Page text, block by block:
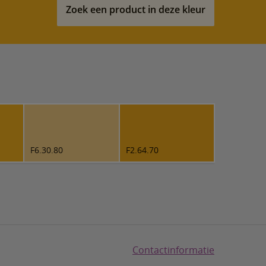
Zoek een product in deze kleur
F6.30.80 F2.64.70
Contactinformatie